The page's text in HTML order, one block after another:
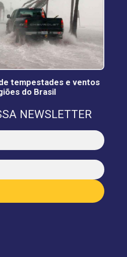
tempestades e ventos
do Brasil
NEWSLETTER